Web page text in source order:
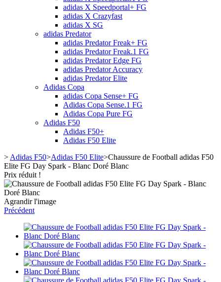
adidas X Speedportal+ FG
adidas X Crazyfast
adidas X SG
adidas Predator
adidas Predator Freak+ FG
adidas Predator Freak.1 FG
adidas Predator Edge FG
adidas Predator Accuracy
adidas Predator Elite
Adidas Copa
adidas Copa Sense+ FG
Adidas Copa Sense.1 FG
Adidas Copa Pure FG
Adidas F50
Adidas F50+
Adidas F50 Elite
> Adidas F50>Adidas F50 Elite>Chaussure de Football adidas F50
Elite FG Day Spark - Blanc Doré Blanc
Prix réduit !
Agrandir l'image
Précédent